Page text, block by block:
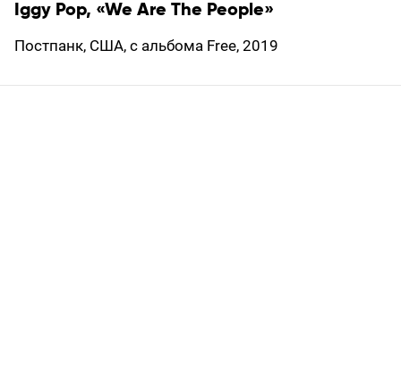
Iggy Pop, «We Are The People»
Постпанк, США, с альбома Free, 2019